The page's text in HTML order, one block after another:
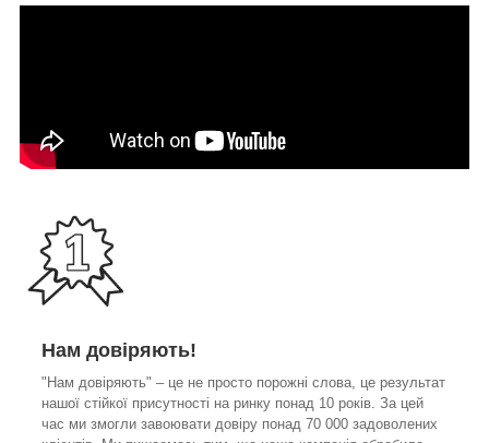
Нам довіряють!
"Нам довіряють" – це не просто порожні слова, це результат
нашої стійкої присутності на ринку понад 10 років. За цей
час ми змогли завоювати довіру понад 70 000 задоволених